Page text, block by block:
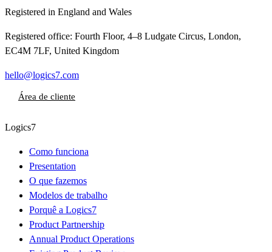
Registered in England and Wales
Registered office: Fourth Floor, 4–8 Ludgate Circus, London,
EC4M 7LF, United Kingdom
hello@logics7.com
Área de cliente
Logics7
Como funciona
Presentation
O que fazemos
Modelos de trabalho
Porquê a Logics7
Product Partnership
Annual Product Operations